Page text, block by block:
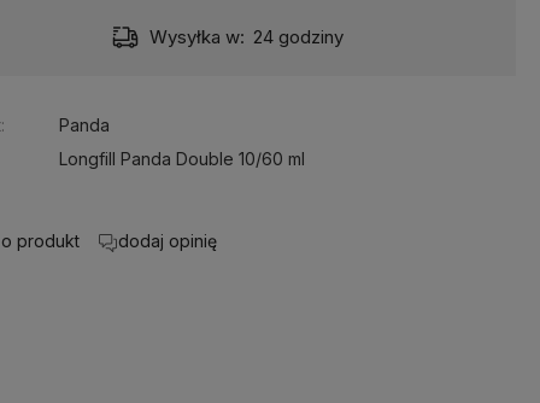
Wysyłka w: 24 godziny
Panda
Longfill Panda Double 10/60 ml
produkt dodaj opinię